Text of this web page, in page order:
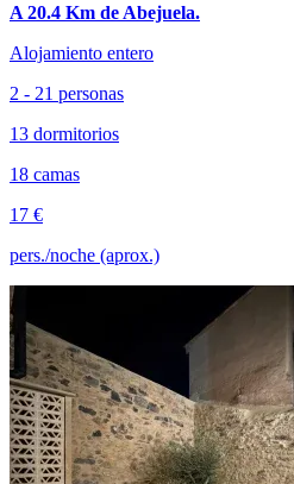
A 20.4 Km de Abejuela.
Alojamiento entero
2 - 21 personas
13 dormitorios
18 camas
17 €
pers./noche (aprox.)